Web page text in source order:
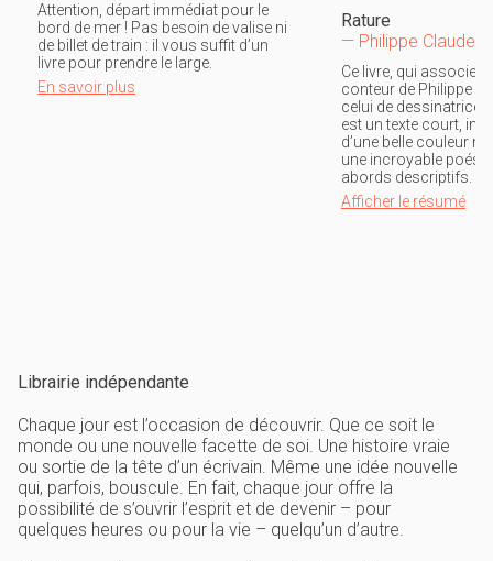
Attention, départ immédiat pour le
bord de mer ! Pas besoin de valise ni
de billet de train : il vous suffit d’un
livre pour prendre le large.
En savoir plus
Rature
— Philippe Claudel
Ce livre, qui associe
conteur de Philippe
celui de dessinatrice
est un texte court,
d’une belle couleur
une incroyable
abords descriptifs.
Afficher le résumé
Librairie indépendante
Chaque jour est l’occasion de découvrir. Que ce soit le
monde ou une nouvelle facette de soi. Une histoire vraie
ou sortie de la tête d’un écrivain. Même une idée nouvelle
qui, parfois, bouscule. En fait, chaque jour offre la
possibilité de s’ouvrir l’esprit et de devenir – pour
quelques heures ou pour la vie – quelqu’un d’autre.